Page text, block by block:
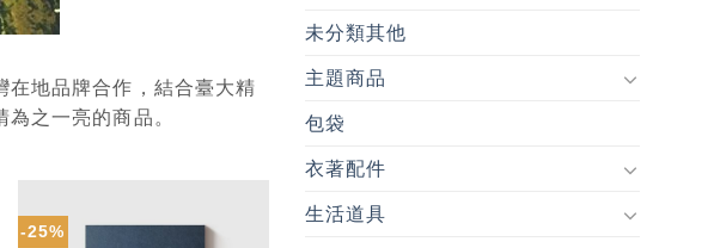
在地品牌合作，結合臺大精
之一亮的商品。
-25%
未分類其他
主題商品
包袋
衣著配件
生活道具